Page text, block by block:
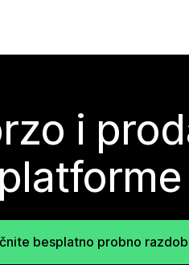
i
besplatno probno